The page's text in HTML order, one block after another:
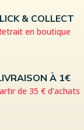
& COLLECT
en boutique
À 1€
de 35 € d’achats